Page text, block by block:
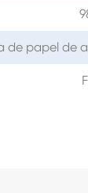
de papel de